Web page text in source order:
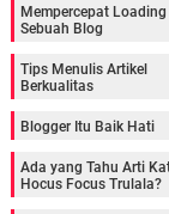
Mempercepat Loading
Sebuah Blog
Tips Menulis Artikel
Berkualitas
Blogger Itu Baik Hati
Ada yang Tahu Arti
Hocus Focus Trulala?